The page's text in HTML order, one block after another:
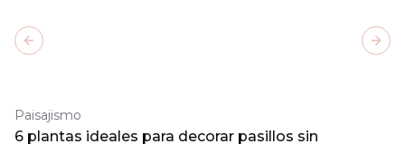
Paisajismo
6 plantas ideales para decorar pasillos sin
Previous slide